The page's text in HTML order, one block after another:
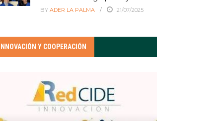
BY ADER LA PALMA 21/07/2025
INNOVACIÓN Y COOPERACIÓN